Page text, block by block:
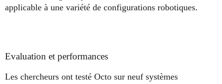
applicable à une variété de configurations robotiques.
Evaluation et performances
Les chercheurs ont testé Octo sur neuf systèmes